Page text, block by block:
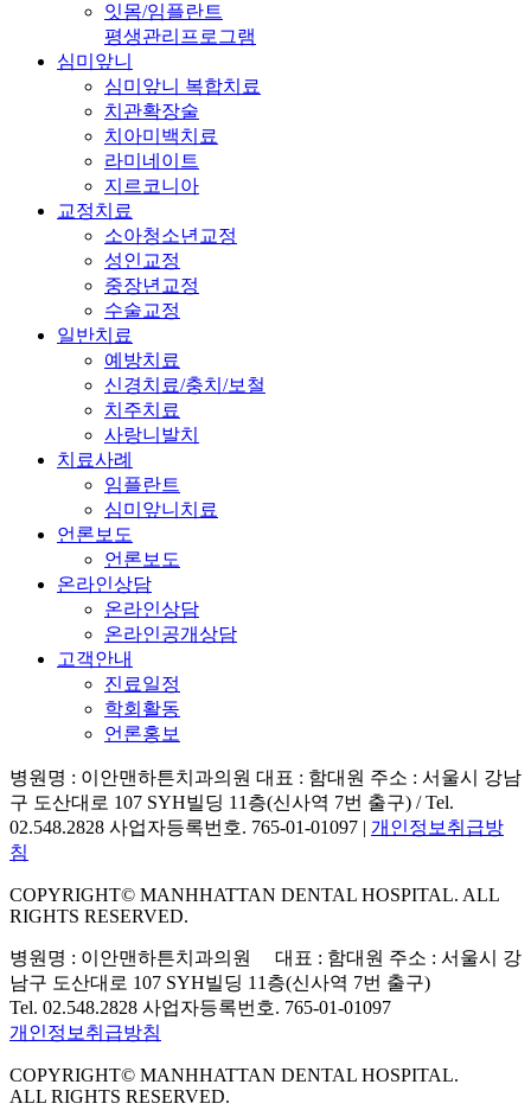
잇몸/임플란트
평생관리프로그램
심미앞니
심미앞니 복합치료
치관확장술
치아미백치료
라미네이트
지르코니아
교정치료
소아청소년교정
성인교정
중장년교정
수술교정
일반치료
예방치료
신경치료/충치/보철
치주치료
사랑니발치
치료사례
임플란트
심미앞니치료
언론보도
언론보도
온라인상담
온라인상담
온라인공개상담
고객안내
진료일정
학회활동
언론홍보
병원명 : 이안맨하튼치과의원 대표 : 함대원 주소 : 서울시 강남
구 도산대로 107 SYH빌딩 11층(신사역 7번 출구) / Tel.
02.548.2828 사업자등록번호. 765-01-01097 | 개인정보취급방
침
COPYRIGHT© MANHHATTAN DENTAL HOSPITAL. ALL
RIGHTS RESERVED.
병원명 : 이안맨하튼치과의원 대표 : 함대원 주소 : 서울시 강
남구 도산대로 107 SYH빌딩 11층(신사역 7번 출구)
Tel. 02.548.2828 사업자등록번호. 765-01-01097
개인정보취급방침
COPYRIGHT© MANHHATTAN DENTAL HOSPITAL.
ALL RIGHTS RESERVED.